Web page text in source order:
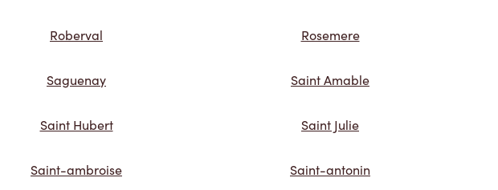
Roberval Rosemere
Saguenay Saint Amable
Saint Hubert Saint Julie
Saint-ambroise Saint-antonin